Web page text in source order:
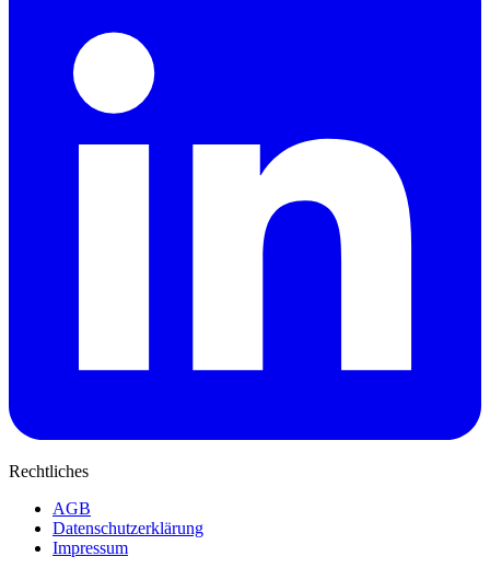
Rechtliches
AGB
Datenschutzerklärung
Impressum